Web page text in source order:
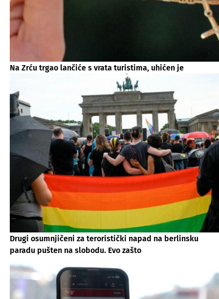
Na Zrću trgao lančiće s vrata turistima, uhićen je
Drugi osumnjičeni za teroristički napad na berlinsku
paradu pušten na slobodu. Evo zašto